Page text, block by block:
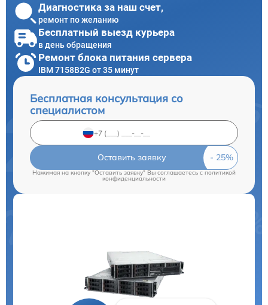
Диагностика за наш счет,
ремонт по желанию
Бесплатный выезд курьера
в день обращения
Ремонт блока питания сервера
IBM 7158B2G от 35 минут
Бесплатная консультация со
специалистом
Оставить заявку
Нажимая на кнопку "Оставить заявку" Вы соглашаетесь c политикой
конфиденциальности